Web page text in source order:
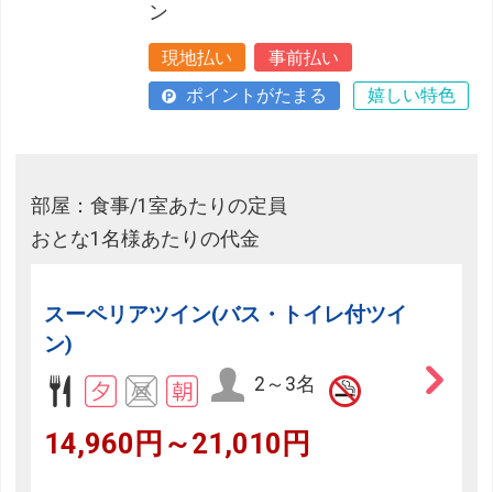
ン
現地払い
事前払い
ポイントがたまる
嬉しい特色
部屋：食事/1室あたりの定員
おとな1名様あたりの代金
スーペリアツイン(バス・トイレ付ツイ
ン)
2～3名
14,960円～21,010円